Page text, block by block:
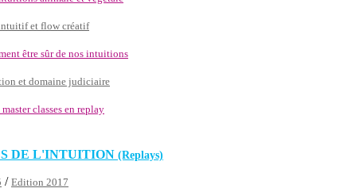
et flow créatif
être sûr de nos intuitions
et domaine judiciaire
classes en replay
DE L'INTUITION (Replays)
/ Edition 2017